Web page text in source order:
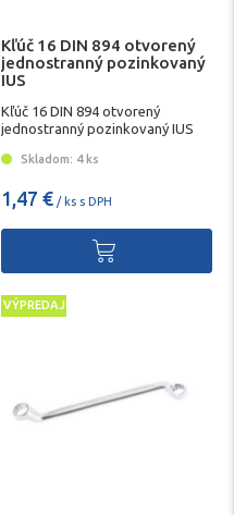
Kľúč 16 DIN 894 otvorený
jednostranný pozinkovaný
IUS
Kľúč 16 DIN 894 otvorený
jednostranný pozinkovaný IUS
Skladom: 4 ks
1,47 € / ks s DPH
VÝPREDAJ